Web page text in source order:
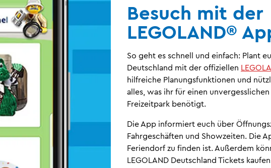
Besuch mit der
LEGOLAND®
So geht es schnell und einfach: Plant
Deutschland mit der offiziellen
hilfreiche Planungsfunktionen und
alles, was ihr für einen unvergesslichen
Freizeitpark benötigt.
Die App informiert euch über
Fahrgeschäften und Showzeiten. Die
Feriendorf zu finden ist. Außerdem
LEGOLAND Deutschland Tickets